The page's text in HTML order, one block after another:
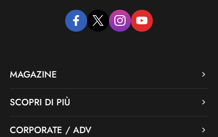
facebooktwitter instagramyoutube
MAGAZINE
SCOPRI DI PIÙ
CORPORATE / ADV